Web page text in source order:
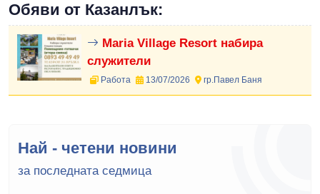
Обяви от Казанлък:
Maria Village Resort набира
служители
Работа 13/07/2026 гр.Павел Баня
Най - четени новини
за последната седмица